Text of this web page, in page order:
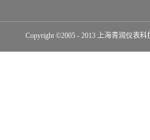
Copyright ©2005 - 2013 上海青润仪表科